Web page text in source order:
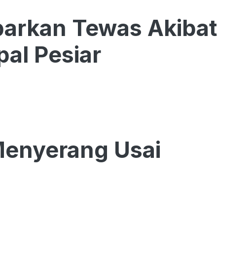
Tewas Akibat
Pesiar
Usai